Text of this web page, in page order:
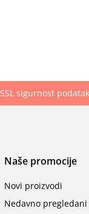
SSL sigurnost
Naše promocije
Novi proizvodi
Nedavno